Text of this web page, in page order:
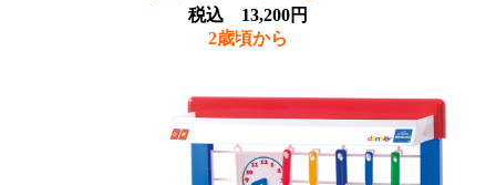
税込 13,200円
2歳頃から